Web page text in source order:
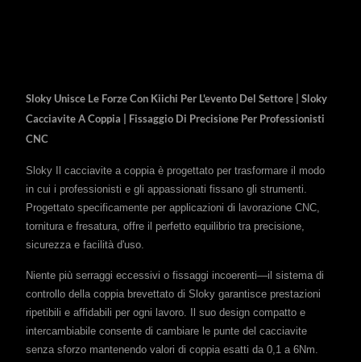
Sloky Unisce Le Forze Con Kiichi Per L'evento Del Settore | Sloky
Cacciavite A Coppia | Fissaggio Di Precisione Per Professionisti
CNC
Sloky Il cacciavite a coppia è progettato per trasformare il modo
in cui i professionisti e gli appassionati fissano gli strumenti.
Progettato specificamente per applicazioni di lavorazione CNC,
tornitura e fresatura, offre il perfetto equilibrio tra precisione,
sicurezza e facilità d'uso.
Niente più serraggi eccessivi o fissaggi incoerenti—il sistema di
controllo della coppia brevettato di Sloky garantisce prestazioni
ripetibili e affidabili per ogni lavoro. Il suo design compatto e
intercambiabile consente di cambiare le punte del cacciavite
senza sforzo mantenendo valori di coppia esatti da 0,1 a 6Nm.